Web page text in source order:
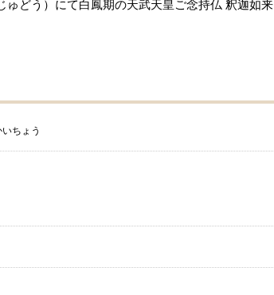
どう）にて白鳳期の天武天皇ご念持仏 釈迦如来
ちょう